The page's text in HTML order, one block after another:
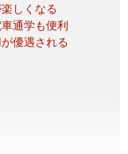
しくなる
通学も便利
優遇される